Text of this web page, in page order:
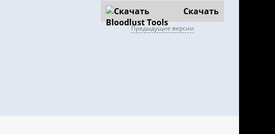
Скачать
Предыдущие версии